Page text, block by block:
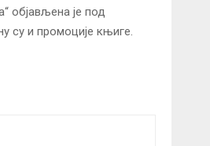
објављена је под
су и промоције књиге.